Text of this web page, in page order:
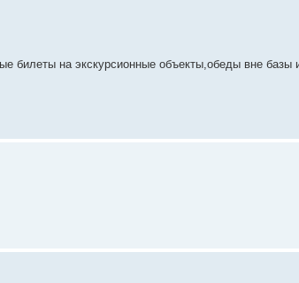
билеты на экскурсионные объекты,обеды вне базы